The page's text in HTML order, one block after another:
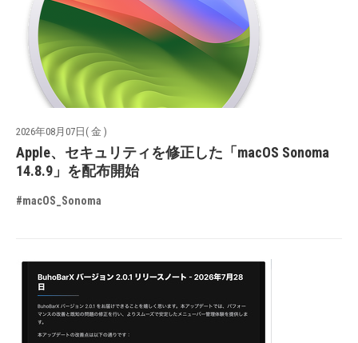
2026年08月07日( 金 )
Apple、セキュリティを修正した「macOS Sonoma
14.8.9」を配布開始
#macOS_Sonoma